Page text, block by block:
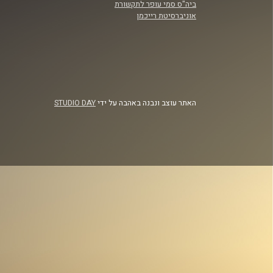
ביה"ס סמי עופר לתקשורת
אוניברסיטת רייכמן
האתר עוצב ונבנה באהבה על ידיSTUDIO DAY